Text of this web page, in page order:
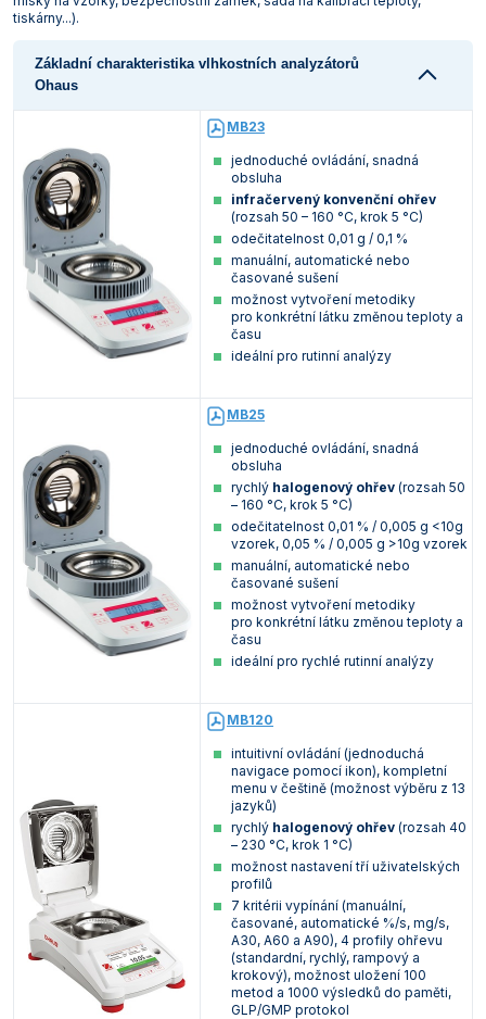
tiskárny...).
Základní charakteristika vlhkostních analyzátorů
Ohaus
MB23
jednoduché ovládání, snadná
obsluha
infračervený konvenční ohřev
(rozsah 50 – 160 °C, krok 5 °C)
odečitatelnost 0,01 g / 0,1 %
manuální, automatické nebo
časované sušení
možnost vytvoření metodiky
pro konkrétní látku změnou teploty a
času
ideální pro rutinní analýzy
MB25
jednoduché ovládání, snadná
obsluha
rychlý halogenový ohřev (rozsah 50
– 160 °C, krok 5 °C)
odečitatelnost 0,01 % / 0,005 g <10g
vzorek, 0,05 % / 0,005 g >10g vzorek
manuální, automatické nebo
časované sušení
možnost vytvoření metodiky
pro konkrétní látku změnou teploty a
času
ideální pro rychlé rutinní analýzy
MB120
intuitivní ovládání (jednoduchá
navigace pomocí ikon), kompletní
menu v češtině (možnost výběru z 13
jazyků)
rychlý halogenový ohřev (rozsah 40
– 230 °C, krok 1 °C)
možnost nastavení tří uživatelských
profilů
7 kritérii vypínání (manuální,
časované, automatické %/s, mg/s,
A30, A60 a A90), 4 profily ohřevu
(standardní, rychlý, rampový a
krokový), možnost uložení 100
metod a 1000 výsledků do paměti,
GLP/GMP protokol
Vlastnosti skla a porcelánu
Zkumavky
Zátky a uzávěry
Zkumavky a stojany
Teploměry, vlhkoměry a další přístroje pro
Titrátory
Turbidimetry (měření zákalu)
Váhy
Vlhkostní analyzátory - váhy sušicí
Viskozimetry